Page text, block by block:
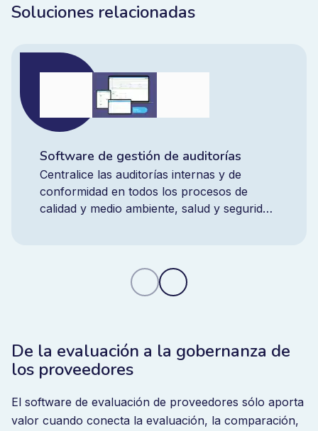
Soluciones relacionadas
Software de gestión de auditorías
Centralice las auditorías internas y de
conformidad en todos los procesos de
calidad y medio ambiente, salud y seguridad.
De la evaluación a la gobernanza de
los proveedores
El software de evaluación de proveedores sólo aporta
valor cuando conecta la evaluación, la comparación,